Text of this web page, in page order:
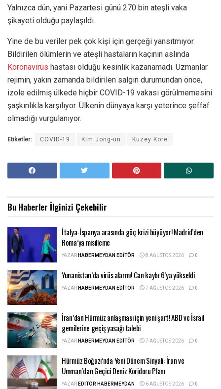
Yalnızca dün, yani Pazartesi günü 270 bin ateşli vaka
şikayeti olduğu paylaşıldı.
Yine de bu veriler pek çok kişi için gerçeği yansıtmıyor.
Bildirilen ölümlerin ve ateşli hastaların kaçının aslında
Koronavirüs hastası olduğu kesinlik kazanamadı. Uzmanlar
rejimin, yakın zamanda bildirilen salgın durumundan önce,
izole edilmiş ülkede hiçbir COVID-19 vakası görülmemesini
şaşkınlıkla karşılıyor. Ülkenin dünyaya karşı yeterince şeffaf
olmadığı vurgulanıyor.
Etiketler: COVID-19 Kim Jong-un Kuzey Kore
Bu Haberler İlginizi Çekebilir
İtalya-İspanya arasında göç krizi büyüyor! Madrid’den
Roma’ya misilleme
YAZARHABERMEYDAN EDITÖR 8 AĞUSTOS 2026 0
Yunanistan’da virüs alarmı! Can kaybı 6’ya yükseldi
YAZARHABERMEYDAN EDITÖR 7 AĞUSTOS 2026 0
İran’dan Hürmüz anlaşması için yeni şart! ABD ve İsrail
gemilerine geçiş yasağı talebi
YAZARHABERMEYDAN EDITÖR 7 AĞUSTOS 2026 0
Hürmüz Boğazı’nda Yeni Dönem Sinyali: İran ve
Umman’dan Geçici Deniz Koridoru Planı
YAZAREDITÖR HABERMEYDAN 6 AĞUSTOS 2026 0